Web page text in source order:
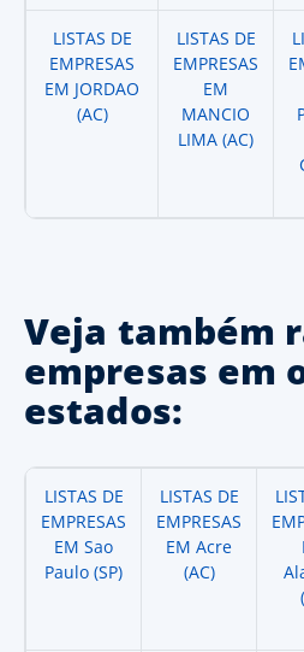
LISTAS DE
EMPRESAS
EM JORDAO
(AC)
LISTAS DE
EMPRESAS
EM
MANCIO
LIMA (AC)
Veja também
empresas em
estados:
LISTAS DE
EMPRESAS
EM Sao
Paulo (SP)
LISTAS DE
EMPRESAS
EM Acre
(AC)